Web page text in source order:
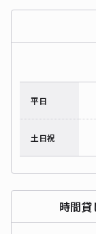
平日
土日祝
時間貸